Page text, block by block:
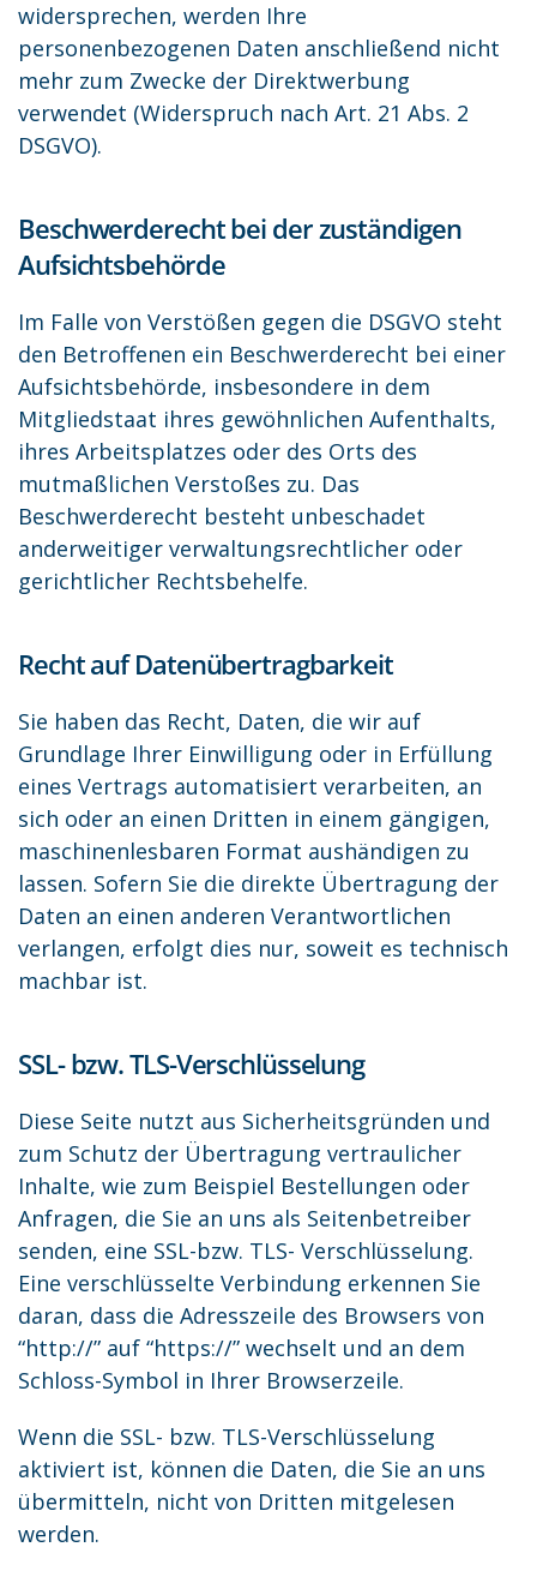
widersprechen, werden Ihre
personenbezogenen Daten anschließend nicht
mehr zum Zwecke der Direktwerbung
verwendet (Widerspruch nach Art. 21 Abs. 2
DSGVO).
Beschwerderecht bei der zuständigen
Aufsichtsbehörde
Im Falle von Verstößen gegen die DSGVO steht
den Betroffenen ein Beschwerderecht bei einer
Aufsichtsbehörde, insbesondere in dem
Mitgliedstaat ihres gewöhnlichen Aufenthalts,
ihres Arbeitsplatzes oder des Orts des
mutmaßlichen Verstoßes zu. Das
Beschwerderecht besteht unbeschadet
anderweitiger verwaltungsrechtlicher oder
gerichtlicher Rechtsbehelfe.
Recht auf Datenübertragbarkeit
Sie haben das Recht, Daten, die wir auf
Grundlage Ihrer Einwilligung oder in Erfüllung
eines Vertrags automatisiert verarbeiten, an
sich oder an einen Dritten in einem gängigen,
maschinenlesbaren Format aushändigen zu
lassen. Sofern Sie die direkte Übertragung der
Daten an einen anderen Verantwortlichen
verlangen, erfolgt dies nur, soweit es technisch
machbar ist.
SSL- bzw. TLS-Verschlüsselung
Diese Seite nutzt aus Sicherheitsgründen und
zum Schutz der Übertragung vertraulicher
Inhalte, wie zum Beispiel Bestellungen oder
Anfragen, die Sie an uns als Seitenbetreiber
senden, eine SSL-bzw. TLS- Verschlüsselung.
Eine verschlüsselte Verbindung erkennen Sie
daran, dass die Adresszeile des Browsers von
“http://” auf “https://” wechselt und an dem
Schloss-Symbol in Ihrer Browserzeile.
Wenn die SSL- bzw. TLS-Verschlüsselung
aktiviert ist, können die Daten, die Sie an uns
übermitteln, nicht von Dritten mitgelesen
werden.